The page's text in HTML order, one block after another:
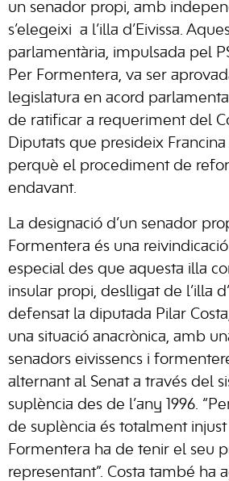
un senador propi, amb
s’elegeixi a l’illa d’Eivissa.
parlamentària, impulsada pel
Per Formentera, va ser
legislatura en acord
de ratificar a requeriment del
Diputats que presideix
perquè el procediment de
endavant.
La designació d’un senador
Formentera és una
especial des que aquesta illa
insular propi, deslligat de l’illa
defensat la diputada Pilar
una situació anacrònica, amb
senadors eivissencs i
alternant al Senat a través del
suplència des de l’any 1996.
de suplència és totalment
Formentera ha de tenir el seu
representant”. Costa també ha